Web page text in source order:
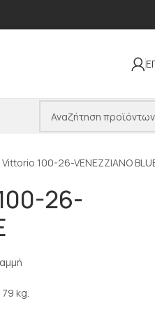
100-26-VENEZZIANO
26-
kg.